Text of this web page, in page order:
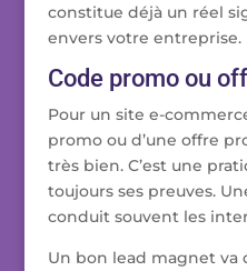
constitue déjà un réel
envers votre entreprise.
Code promo ou
Pour un site e-
promo ou d’une offre
très bien. C’est une
toujours ses preuves.
conduit souvent les
Un bon lead magnet va